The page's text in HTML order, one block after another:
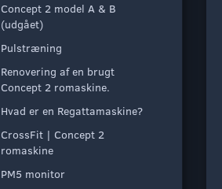
Concept 2 model A & B
(udgået)
Pulstræning
Renovering af en brugt
Concept 2 romaskine.
Hvad er en Regattamaskine?
CrossFit | Concept 2
romaskine
PM5 monitor